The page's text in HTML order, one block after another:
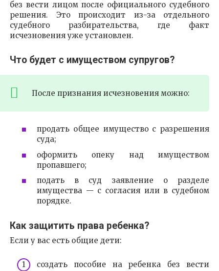
без вести лицом после официального судебного
решения. Это происходит из-за отдельного
судебного разбирательства, где факт
исчезновения уже установлен.
Что будет с имуществом супругов?
После признания исчезновения можно:
продать общее имущество с разрешения
суда;
оформить опеку над имуществом
пропавшего;
подать в суд заявление о разделе
имущества — с согласия или в судебном
порядке.
Как защитить права ребенка?
Если у вас есть общие дети:
создать пособие на ребенка без вести